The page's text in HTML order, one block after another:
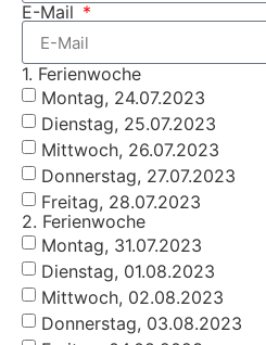
E-Mail
1. Ferienwoche
Montag, 24.07.2023
Dienstag, 25.07.2023
Mittwoch, 26.07.2023
Donnerstag, 27.07.2023
Freitag, 28.07.2023
2. Ferienwoche
Montag, 31.07.2023
Dienstag, 01.08.2023
Mittwoch, 02.08.2023
Donnerstag, 03.08.2023